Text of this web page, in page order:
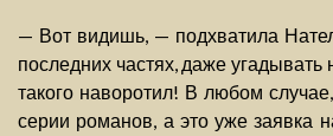
— Вот видишь, — подхватила
последних частях, даже угадывать
такого наворотил! В любом
серии романов, а это уже заявка